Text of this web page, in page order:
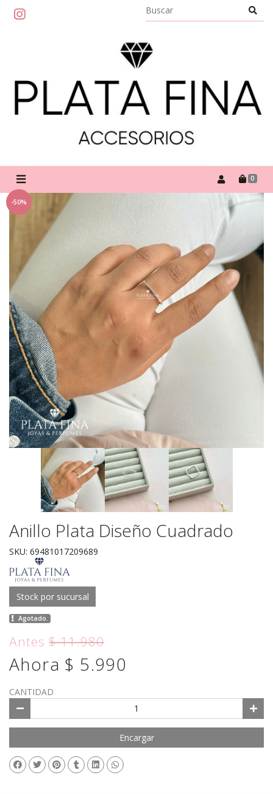
0
-50%
Anillo Plata Diseño Cuadrado
SKU: 69481017209689
Stock por sucursal
Agotado.
Antes$ 11.980
Ahora $ 5.990
CANTIDAD
Encargar